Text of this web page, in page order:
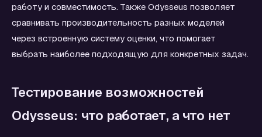
работу и совместимость. Также Odysseus позволяет
сравнивать производительность разных моделей
через встроенную систему оценки, что помогает
выбрать наиболее подходящую для конкретных задач.
Тестирование возможностей
Odysseus: что работает, а что нет